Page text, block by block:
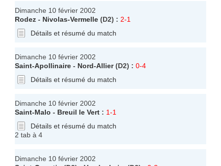
Dimanche 10 février 2002
Rodez - Nivolas-Vermelle (D2) : 2-1
Détails et résumé du match
Dimanche 10 février 2002
Saint-Apollinaire - Nord-Allier(D2) : 0-4
Détails et résumé du match
Dimanche 10 février 2002
Saint-Malo - Breuil le Vert : 1-1
Détails et résumé du match
2 tab à 4
Dimanche 10 février 2002